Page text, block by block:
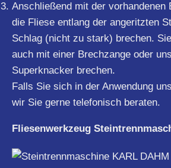
Anschließend mit der vorhandenen
die Fliese entlang der angeritzten
Schlag (nicht zu stark) brechen.
auch mit einer Brechzange oder
Superknacker brechen.
Falls Sie sich in der Anwendung
wir Sie gerne telefonisch beraten.
Fliesenwerkzeug